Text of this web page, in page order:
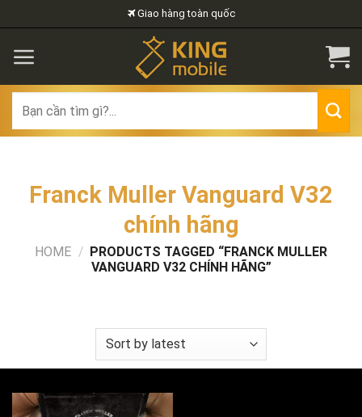
to
content
Giao hàng toàn quốc
for:
Franck Muller Vanguard V32
chính hãng
HOME / PRODUCTS TAGGED “FRANCK MULLER
VANGUARD V32 CHÍNH HÃNG”